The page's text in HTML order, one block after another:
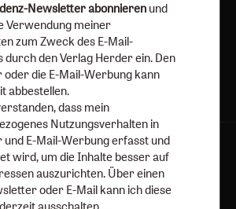
Datenschutz
Impressum
Newsletter abonnieren und
Verwendung meiner
zum Zweck des E-Mail-
durch den Verlag Herder ein. Den
die E-Mail-Werbung kann
abbestellen.
dass mein
Nutzungsverhalten in
E-Mail-Werbung erfasst und
wird, um die Inhalte besser auf
auszurichten. Über einen
oder E-Mail kann ich diese